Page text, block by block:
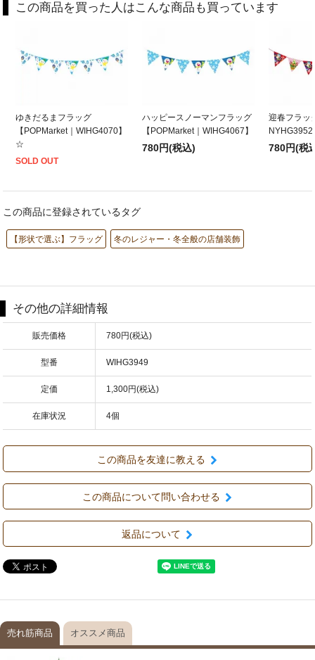
この商品を買った人はこんな商品も買っています
ゆきだるまフラッグ
【POPMarket｜WIHG4070】
☆
SOLD OUT
ハッピースノーマンフラッグ
【POPMarket｜WIHG4067】
780円(税込)
迎春フラッ
NYHG3952
780円(税
この商品に登録されているタグ
【形状で選ぶ】フラッグ 冬のレジャー・冬全般の店舗装飾
その他の詳細情報
販売価格 780円(税込)
型番 WIHG3949
定価 1,300円(税込)
在庫状況 4個
この商品を友達に教える
この商品について問い合わせる
返品について
売れ筋商品 オススメ商品